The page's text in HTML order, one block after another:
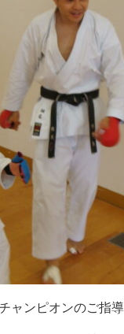
ャンピオンのご指導